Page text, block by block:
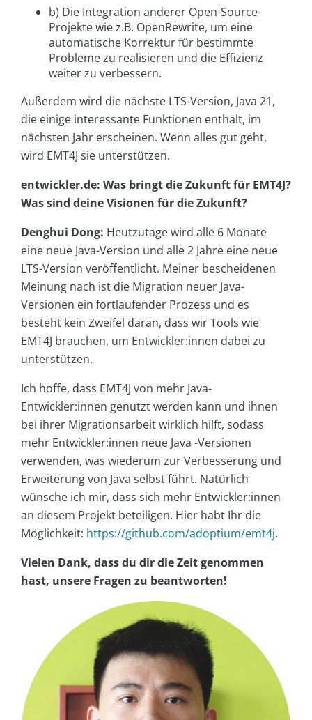
b) Die Integration anderer Open-Source-
Projekte wie z.B. OpenRewrite, um eine
automatische Korrektur für bestimmte
Probleme zu realisieren und die Effizienz
weiter zu verbessern.
Außerdem wird die nächste LTS-Version, Java 21,
die einige interessante Funktionen enthält, im
nächsten Jahr erscheinen. Wenn alles gut geht,
wird EMT4J sie unterstützen.
entwickler.de: Was bringt die Zukunft für EMT4J?
Was sind deine Visionen für die Zukunft?
Denghui Dong: Heutzutage wird alle 6 Monate
eine neue Java-Version und alle 2 Jahre eine neue
LTS-Version veröffentlicht. Meiner bescheidenen
Meinung nach ist die Migration neuer Java-
Versionen ein fortlaufender Prozess und es
besteht kein Zweifel daran, dass wir Tools wie
EMT4J brauchen, um Entwickler:innen dabei zu
unterstützen.
Ich hoffe, dass EMT4J von mehr Java-
Entwickler:innen genutzt werden kann und ihnen
bei ihrer Migrationsarbeit wirklich hilft, sodass
mehr Entwickler:innen neue Java -Versionen
verwenden, was wiederum zur Verbesserung und
Erweiterung von Java selbst führt. Natürlich
wünsche ich mir, dass sich mehr Entwickler:innen
an diesem Projekt beteiligen. Hier habt Ihr die
Möglichkeit: https://github.com/adoptium/emt4j.
Vielen Dank, dass du dir die Zeit genommen
hast, unsere Fragen zu beantworten!